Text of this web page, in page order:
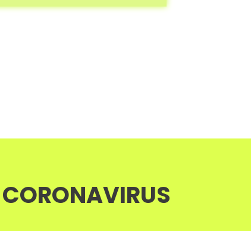
CORONAVIRUS